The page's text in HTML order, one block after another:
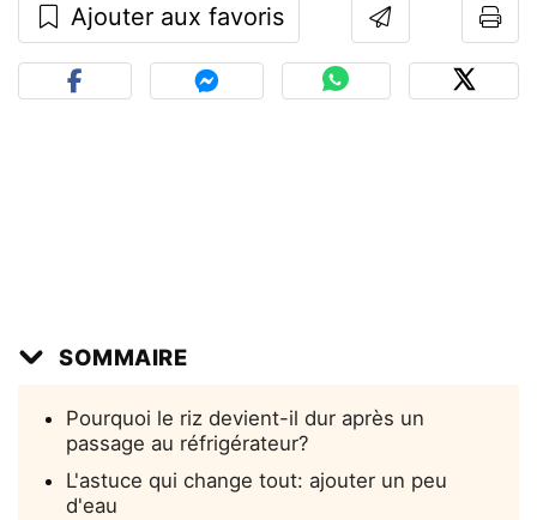
Ajouter aux favoris
SOMMAIRE
Pourquoi le riz devient-il dur après un
passage au réfrigérateur?
L'astuce qui change tout: ajouter un peu
d'eau